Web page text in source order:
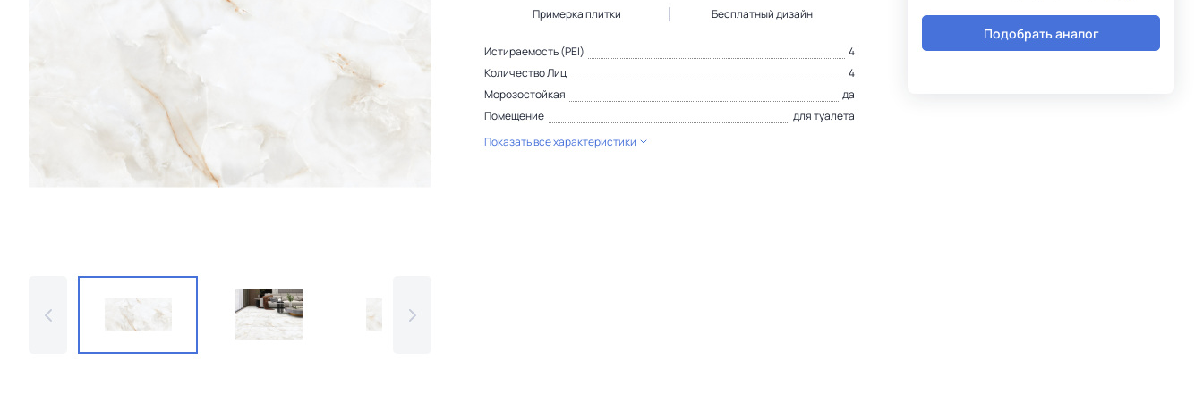
Примерка плитки Бесплатный дизайн
Истираемость (PEI)
4
Количество Лиц
4
Морозостойкая
да
Помещение
для туалета
Показать все характеристики
Подобрать аналог